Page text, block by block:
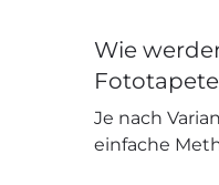
Wie
Je nach
einfache